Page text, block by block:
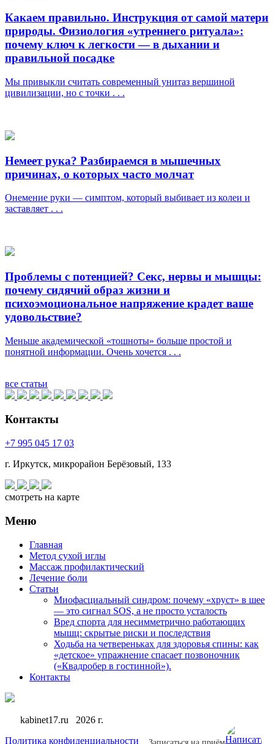
Какаем правильно. Инструкция от самой матери
природы. Физиология «утреннего ритуала»:
почему ключ к легкости — в дыхании и
правильной посадке
Мы привыкли считать современный унитаз вершиной
цивилизации, но с точки . . .
Немеет рука? Разбираемся в мышечных
причинах, о которых часто молчат
Онемение руки — симптом, который выбивает из колеи и
заставляет . . .
Проблемы с потенцией? Секс, нервы и мышцы:
почему сидячий образ жизни и
психоэмоциональное напряжение крадет ваше
удовольствие?
Меньше академической «тошноты» больше простой и
понятной информации. Очень хочется . . .
все статьи
Контакты
+7 995 045 17 03
г. Иркутск, микрорайон Берёзовый, 133
смотреть на карте
Меню
Главная
Метод сухой иглы
Массаж профилактический
Лечение боли
Статьи
Миофасциальный синдром: почему «хруст» в шее
— это сигнал SOS, а не просто усталость
Вред спорта для несимметрично работающих
мышц: скрытые риски и последствия
Ходьба на четвереньках для здоровья спины: как
«детское» упражнение спасает позвоночник
(«Квадробер в гостинной»).
Контакты
kabinet17.ru 2026 г.
Политика конфиденциальности